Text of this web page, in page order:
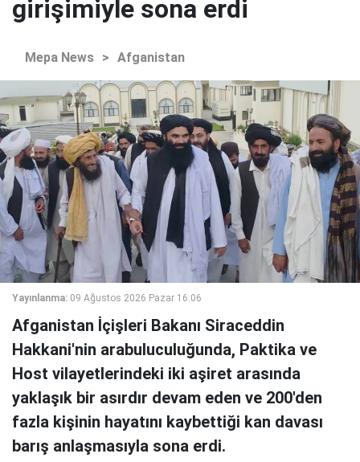
girişimiyle sona erdi
Mepa News > Afganistan
Yayınlanma: 09 Ağustos 2026 Pazar 16:06
Afganistan İçişleri Bakanı Siraceddin
Hakkani'nin arabuluculuğunda, Paktika ve
Host vilayetlerindeki iki aşiret arasında
yaklaşık bir asırdır devam eden ve 200'den
fazla kişinin hayatını kaybettiği kan davası
barış anlaşmasıyla sona erdi.